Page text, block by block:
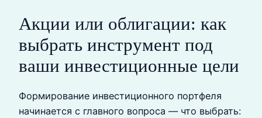
Акции или облигации: как
выбрать инструмент под
ваши инвестиционные цели
Формирование инвестиционного портфеля
начинается с главного вопроса — что выбрать: